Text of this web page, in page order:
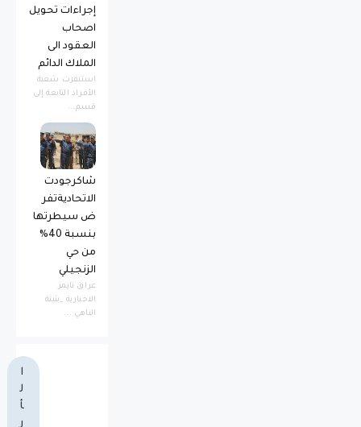
إجراءات تحويل
اصحاب
العقود الى
الملاك الدائم
استنفرت شعبة
الأفراد التابعة إلى
قسم...
شاكرجودت
الاتحاديةتفر
ض سيطرتها
بنسبة 40%
من حي
الزنجيلي
عراق تايمز
الاخبارية _بثينة
الناهي ...
ا
ل
أ
ر